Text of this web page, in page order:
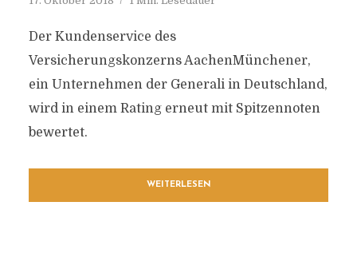
Der Kundenservice des
Versicherungskonzerns AachenMünchener,
ein Unternehmen der Generali in Deutschland,
wird in einem Rating erneut mit Spitzennoten
bewertet.
WEITERLESEN